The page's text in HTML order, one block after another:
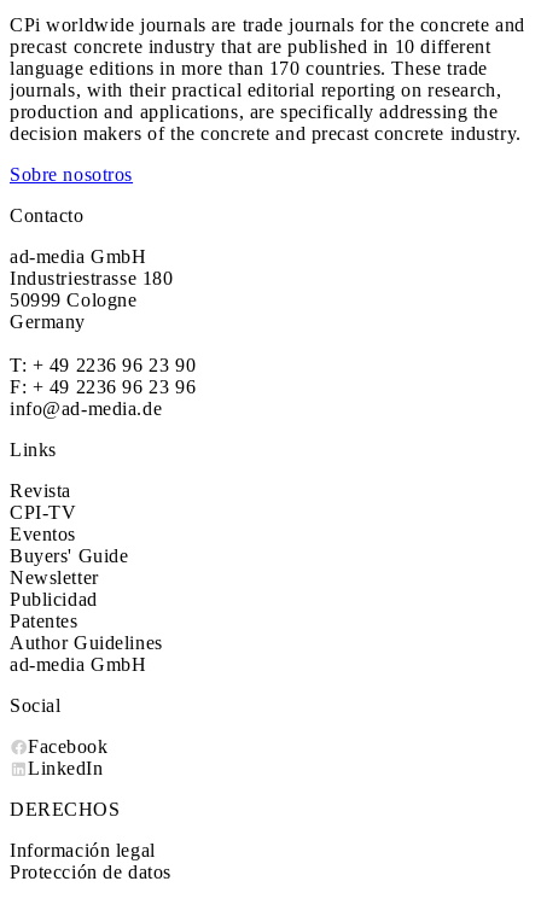
CPi worldwide journals are trade journals for the concrete and
precast concrete industry that are published in 10 different
language editions in more than 170 countries. These trade
journals, with their practical editorial reporting on research,
production and applications, are specifically addressing the
decision makers of the concrete and precast concrete industry.
Sobre nosotros
Contacto
ad-media GmbH
Industriestrasse 180
50999 Cologne
Germany
T: + 49 2236 96 23 90
F: + 49 2236 96 23 96
info@ad-media.de
Links
Revista
CPI-TV
Eventos
Buyers' Guide
Newsletter
Publicidad
Patentes
Author Guidelines
ad-media GmbH
Social
Facebook
LinkedIn
DERECHOS
Información legal
Protección de datos